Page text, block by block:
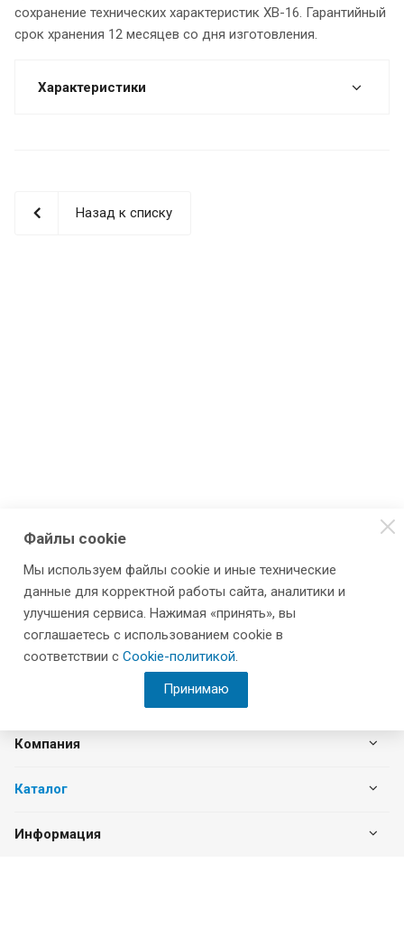
сохранение технических характеристик ХВ-16. Гарантийный
срок хранения 12 месяцев со дня изготовления.
Характеристики
Назад к списку
Компания
Каталог
Информация
Файлы cookie
Мы используем файлы cookie и иные технические
данные для корректной работы сайта, аналитики и
улучшения сервиса. Нажимая «принять», вы
соглашаетесь с использованием cookie в
соответствии с Cookie-политикой.
Принимаю